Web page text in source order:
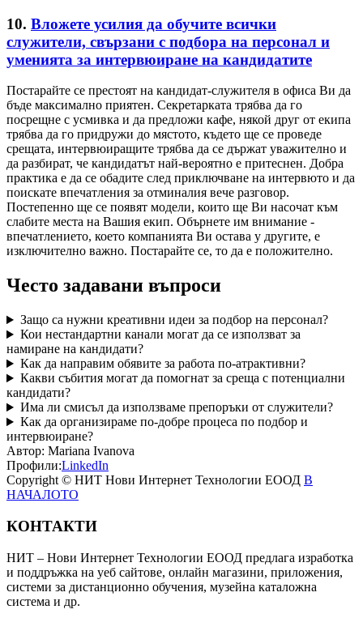
10. Вложете усилия да обучите всички
служители, свързани с подбора на персонал и
уменията за интервюиране на кандидатите
Постарайте се престоят на кандидат-служителя в офиса Ви да
бъде максимално приятен. Секретарката трябва да го
посрещне с усмивка и да предложи кафе, някой друг от екипа
трябва да го придружи до мястото, където ще се проведе
срещата, интервюиращите трябва да се държат уважително и
да разбират, че кандидатът най-вероятно е притеснен. Добра
практика е да се обадите след приключване на интервюто и да
поискате впечатления за отминалия вече разговор.
Постепенно ще се появят модели, които ще Ви насочат към
слабите места на Вашия екип. Обърнете им внимание -
впечатлението, което компанията Ви остава у другите, е
изключително важно. Постарайте се, то да е положително.
Често задавани въпроси
Защо са нужни креативни идеи за подбор на персонал?
Кои нестандартни канали могат да се използват за
намиране на кандидати?
Как да направим обявите за работа по-атрактивни?
Какви събития могат да помогнат за среща с потенциални
кандидати?
Има ли смисъл да използваме препоръки от служители?
Как да организираме по-добре процеса по подбор и
интервюиране?
Автор: Mariana Ivanova
Профили:LinkedIn
Copyright © НИТ Нови Интернет Технологии ЕООД В
НАЧАЛОТО
КОНТАКТИ
НИТ – Нови Интернет Технологии ЕООД предлага изработка
и поддръжка на уеб сайтове, онлайн магазини, приложения,
системи за дистанционно обучения, музейна каталожна
система и др.